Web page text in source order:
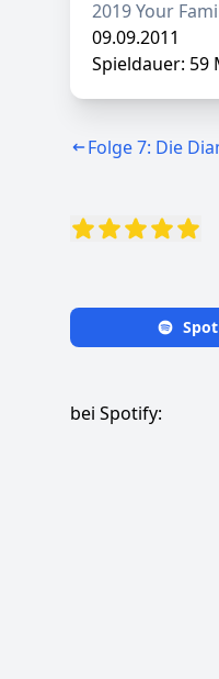
2019 Your
09.09.2011
Spieldauer: 59
Folge 7: Die
bei Spotify: